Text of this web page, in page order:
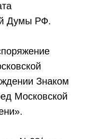
Думы РФ.
Знаком
Московской